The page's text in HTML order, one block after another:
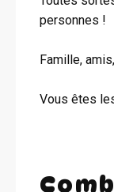
personnes !
Famille,
Vous êtes